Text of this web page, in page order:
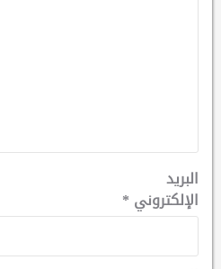
البريد
الإلكتروني *